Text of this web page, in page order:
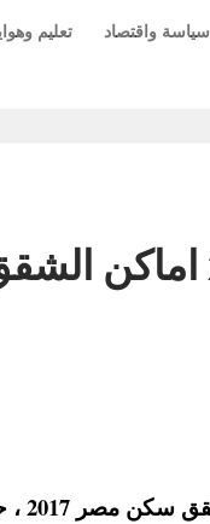
سياسة واقتصاد تعليم
تفاصيل كراسة شروط شقق سكن مصر 2017
صرح وزير